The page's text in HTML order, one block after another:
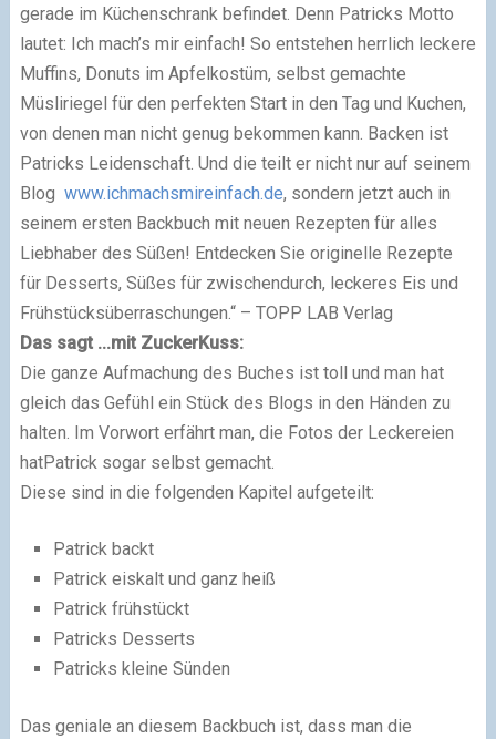
gerade im Küchenschrank befindet. Denn Patricks Motto
lautet: Ich mach’s mir einfach! So entstehen herrlich leckere
Muffins, Donuts im Apfelkostüm, selbst gemachte
Müsliriegel für den perfekten Start in den Tag und Kuchen,
von denen man nicht genug bekommen kann. Backen ist
Patricks Leidenschaft. Und die teilt er nicht nur auf seinem
Blog www.ichmachsmireinfach.de, sondern jetzt auch in
seinem ersten Backbuch mit neuen Rezepten für alles
Liebhaber des Süßen! Entdecken Sie originelle Rezepte
für Desserts, Süßes für zwischendurch, leckeres Eis und
Frühstücksüberraschungen.“ – TOPP LAB Verlag
Das sagt ...mit ZuckerKuss:
Die ganze Aufmachung des Buches ist toll und man hat
gleich das Gefühl ein Stück des Blogs in den Händen zu
halten. Im Vorwort erfährt man, die Fotos der Leckereien
hatPatrick sogar selbst gemacht.
Diese sind in die folgenden Kapitel aufgeteilt:
Patrick backt
Patrick eiskalt und ganz heiß
Patrick frühstückt
Patricks Desserts
Patricks kleine Sünden
Das geniale an diesem Backbuch ist, dass man die